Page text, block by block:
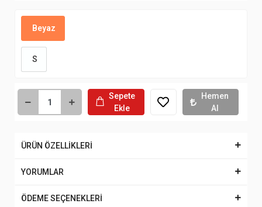
Beyaz
S
Sepete
Ekle
Hemen
Al
ÜRÜN ÖZELLİKLERİ
YORUMLAR
ÖDEME SEÇENEKLERİ